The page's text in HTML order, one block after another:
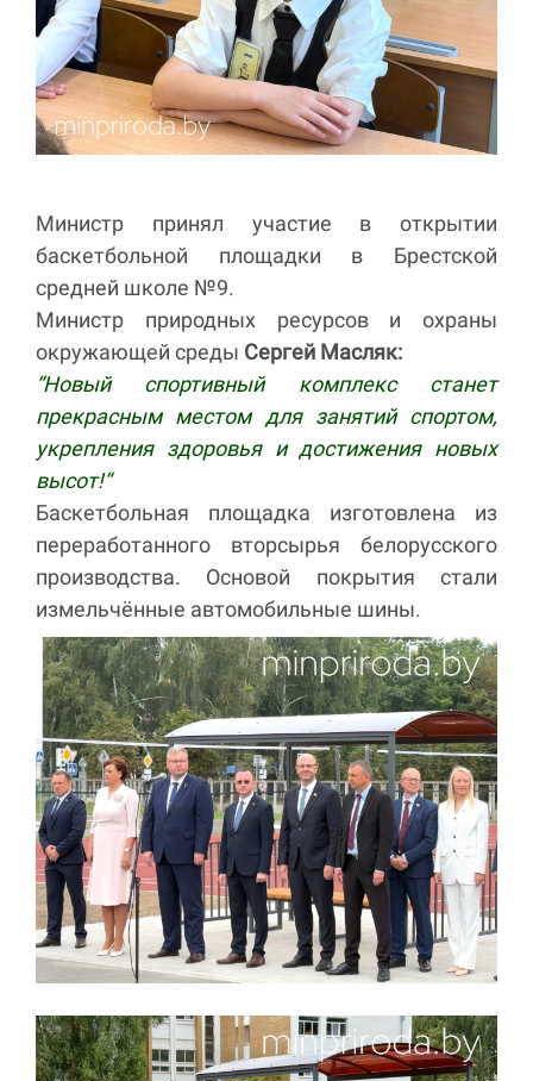
Министр принял участие в открытии
баскетбольной площадки в Брестской
средней школе №9.
Министр природных ресурсов и охраны
окружающей среды Сергей Масляк:
“Новый спортивный комплекс станет
прекрасным местом для занятий спортом,
укрепления здоровья и достижения новых
высот!“
Баскетбольная площадка изготовлена из
переработанного вторсырья белорусского
производства. Основой покрытия стали
измельчённые автомобильные шины.